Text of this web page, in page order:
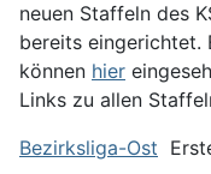
neuen Staffeln des
bereits eingerichtet.
können hier
Links zu allen
Bezirksliga-Ost